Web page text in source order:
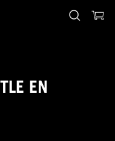
EN